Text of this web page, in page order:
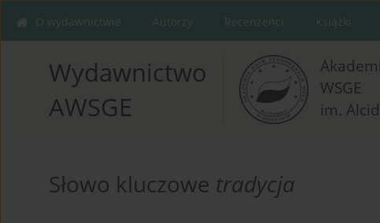
O wydawnictwie Autorzy Recenzenci Książki
Wydawnictwo
AWSGE
WSGE
im.
Słowo kluczowe tradycja